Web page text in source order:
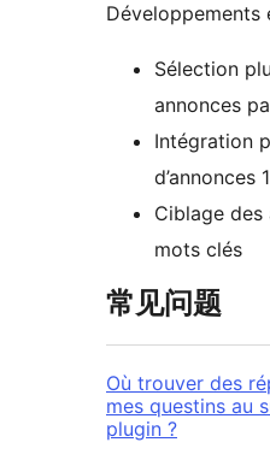
Développements
Sélection
annonces
Intégration
d’annonces
Ciblage des
mots clés
常见问题
Où trouver des
mes questins au
plugin ?